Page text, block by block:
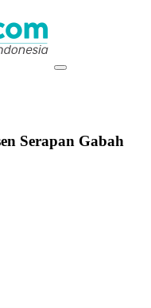
Serapan Gabah